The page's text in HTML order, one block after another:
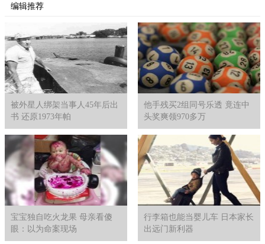
编辑推荐
被外星人绑架当事人45年后出
书 还原1973年帕
他手残买2组同号乐透 竟连中
头奖爽领970多万
宝宝独自吃火龙果 母亲看傻
眼：以为命案现场
行李箱也能当婴儿车 日本家长
出远门新利器